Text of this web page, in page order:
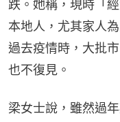
跌。她稱，現時「
本地人，尤其家人
過去疫情時，大批
也不復見。
梁女士說，雖然過